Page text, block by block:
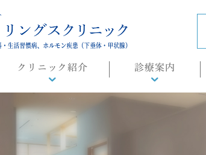
クリニック紹介
院長ごあいさつ
診療案内
診療概要